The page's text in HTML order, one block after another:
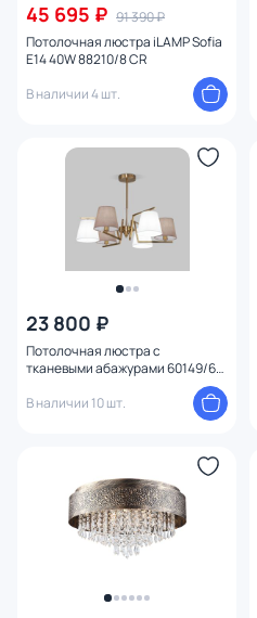
45 695 ₽ 91 390 ₽
Потолочная люстра iLAMP Sofia
E14 40W 88210/8 CR
В наличии 4 шт.
23 800 ₽
Потолочная люстра с
тканевыми абажурами 60149/6
В наличии 10 шт.